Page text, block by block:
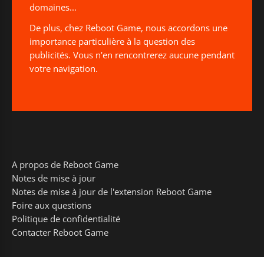
domaines...
De plus, chez Reboot Game, nous accordons une
importance particulière à la question des
publicités. Vous n'en rencontrerez aucune pendant
votre navigation.
A propos de Reboot Game
Notes de mise à jour
Notes de mise à jour de l'extension Reboot Game
Foire aux questions
Politique de confidentialité
Contacter Reboot Game